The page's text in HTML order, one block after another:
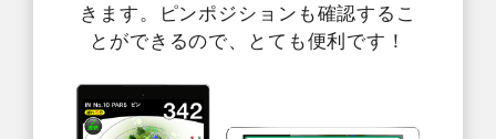
きます。ピンポジションも確認するこ
とができるので、とても便利です！